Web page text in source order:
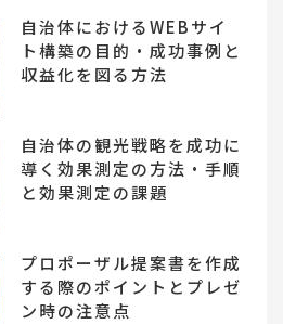
自治体におけるWEBサイ
ト構築の目的・成功事例と
収益化を図る方法
自治体の観光戦略を成功に
導く効果測定の方法・手順
と効果測定の課題
プロポーザル提案書を作成
する際のポイントとプレゼ
ン時の注意点